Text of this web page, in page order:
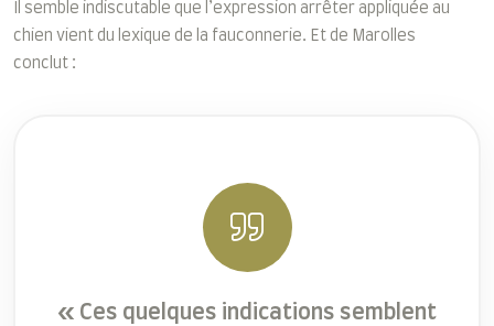
Il semble indiscutable que l’expression arrêter appliquée au
chien vient du lexique de la fauconnerie. Et de Marolles
conclut :
« Ces quelques indications semblent